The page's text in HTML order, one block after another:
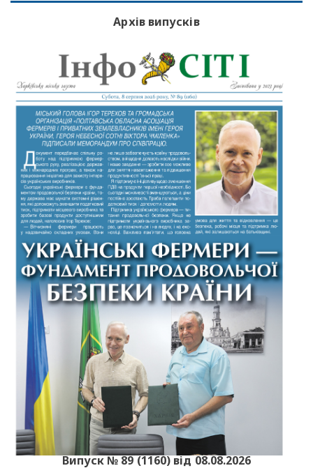
Архів випусків
Випуск № 89 (1160) від 08.08.2026